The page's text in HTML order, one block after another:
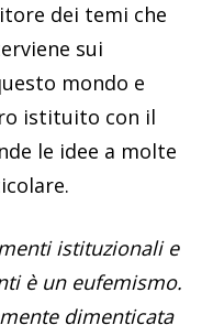
dei temi che
sui
mondo e
istituito con il
le idee a molte
istituzionali e
è un eufemismo.
dimenticata